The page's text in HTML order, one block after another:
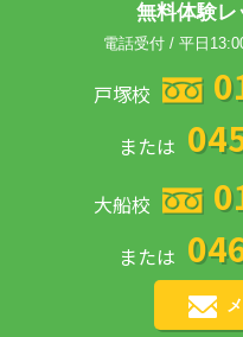
無料体験レ
電話受付 / 平日
戸塚校
または
大船校
または